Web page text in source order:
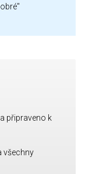
připraveno k
všechny